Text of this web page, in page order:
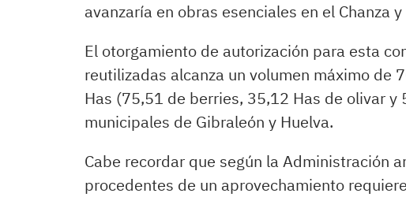
avanzaría en obras esenciales en el Chanza y
El otorgamiento de autorización para esta
reutilizadas alcanza un volumen máximo de
Has (75,51 de berries, 35,12 Has de olivar
municipales de Gibraleón y Huelva.
Cabe recordar que según la Administración
procedentes de un aprovechamiento